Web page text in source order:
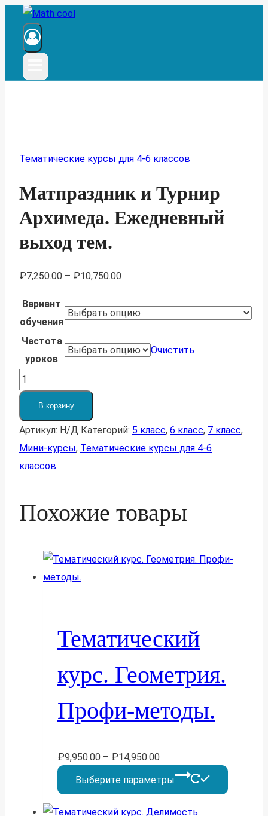
Перейти
содержимому
Тематические курсы для 4-6 классов
Матпраздник и Турнир
Архимеда. Ежедневный
выход тем.
₽7,250.00 – ₽10,750.00
Вариант
обучения
Частота
уроков
Очистить
Количество
товара
Матпраздник
и
Турнир
Архимеда.
выход
тем.
В корзину
Артикул: Н/Д Категорий: 5 класс, 6 класс, 7 класс,
Мини-курсы, Тематические курсы для 4-6
классов
Похожие товары
Тематический
курс. Геометрия.
Профи-методы.
₽9,950.00 – ₽14,950.00
Выберите параметры
Этот
товар